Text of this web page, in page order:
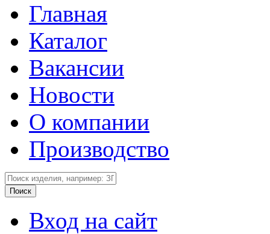
Главная
Каталог
Вакансии
Новости
О компании
Производство
Вход на сайт